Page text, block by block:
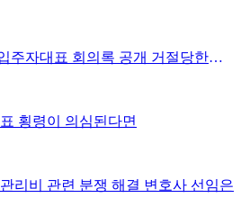
공동주택관리법ㅣ입주자대표 회의록 공개 거절당한다면
횡령이 의심된다면
리비 관련 분쟁 해결 변호사 선임은